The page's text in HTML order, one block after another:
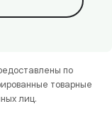
по
товарные
лиц.